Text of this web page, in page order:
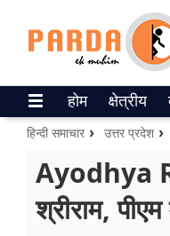
ePaper
वेब स्टोरीज
उत्तर प्रदेश
होम क्षेत्रीय
हिन्दी समाचार उत्तर प्रदेश
Ayodhya
श्रीराम,